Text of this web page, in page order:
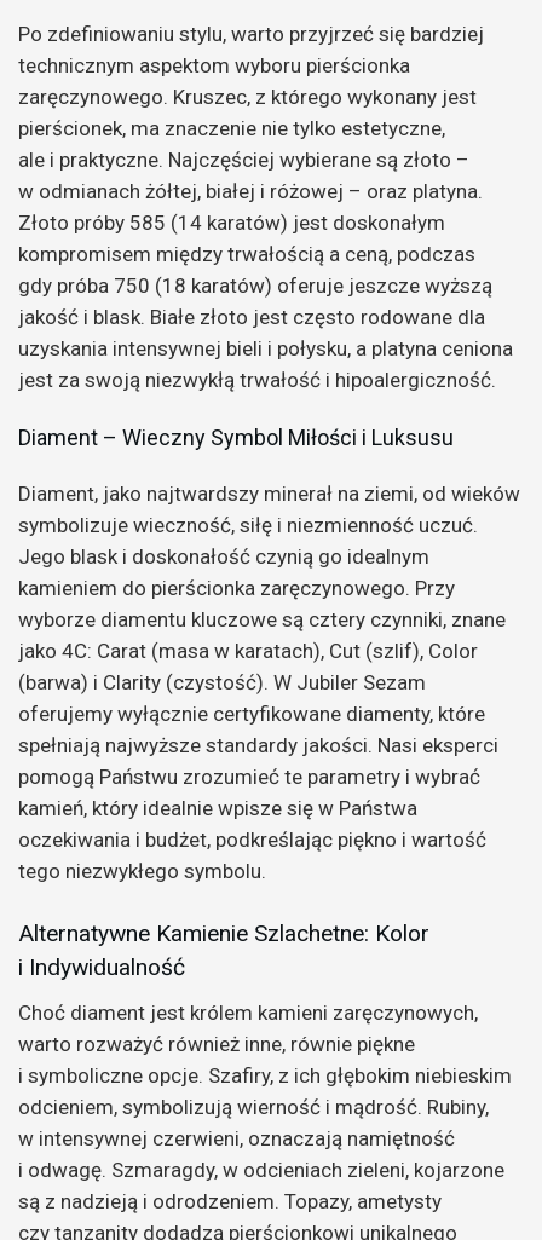
Po zdefiniowaniu stylu, warto przyjrzeć się bardziej
technicznym aspektom wyboru pierścionka
zaręczynowego. Kruszec, z którego wykonany jest
pierścionek, ma znaczenie nie tylko estetyczne,
ale i praktyczne. Najczęściej wybierane są złoto –
w odmianach żółtej, białej i różowej – oraz platyna.
Złoto próby 585 (14 karatów) jest doskonałym
kompromisem między trwałością a ceną, podczas
gdy próba 750 (18 karatów) oferuje jeszcze wyższą
jakość i blask. Białe złoto jest często rodowane dla
uzyskania intensywnej bieli i połysku, a platyna ceniona
jest za swoją niezwykłą trwałość i hipoalergiczność.
Diament – Wieczny Symbol Miłości i Luksusu
Diament, jako najtwardszy minerał na ziemi, od wieków
symbolizuje wieczność, siłę i niezmienność uczuć.
Jego blask i doskonałość czynią go idealnym
kamieniem do pierścionka zaręczynowego. Przy
wyborze diamentu kluczowe są cztery czynniki, znane
jako 4C: Carat (masa w karatach), Cut (szlif), Color
(barwa) i Clarity (czystość). W Jubiler Sezam
oferujemy wyłącznie certyfikowane diamenty, które
spełniają najwyższe standardy jakości. Nasi eksperci
pomogą Państwu zrozumieć te parametry i wybrać
kamień, który idealnie wpisze się w Państwa
oczekiwania i budżet, podkreślając piękno i wartość
tego niezwykłego symbolu.
Alternatywne Kamienie Szlachetne: Kolor
i Indywidualność
Choć diament jest królem kamieni zaręczynowych,
warto rozważyć również inne, równie piękne
i symboliczne opcje. Szafiry, z ich głębokim niebieskim
odcieniem, symbolizują wierność i mądrość. Rubiny,
w intensywnej czerwieni, oznaczają namiętność
i odwagę. Szmaragdy, w odcieniach zieleni, kojarzone
są z nadzieją i odrodzeniem. Topazy, ametysty
czy tanzanity dodadzą pierścionkowi unikalnego